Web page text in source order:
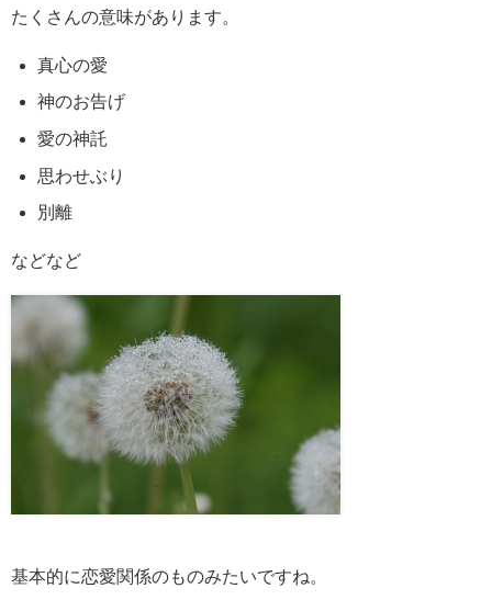
たくさんの意味があります。
真心の愛
神のお告げ
愛の神託
思わせぶり
別離
などなど
基本的に恋愛関係のものみたいですね。